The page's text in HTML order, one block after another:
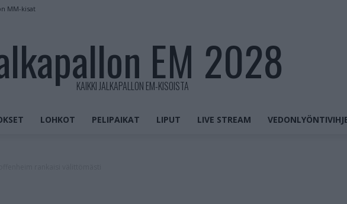
MM-kisat
EM 2028
KAIKKI JALKAPALLON EM-KISOISTA
LOHKOT PELIPAIKAT LIPUT LIVE STREAM